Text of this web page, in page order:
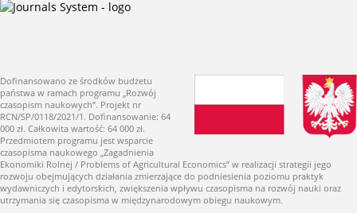
Dofinansowano ze środków budżetu
państwa w ramach programu „Rozwój
czasopism naukowych”. Projekt nr
RCN/SP/0118/2021/1. Dofinansowanie: 64
000 zł. Całkowita wartość: 64 000 zł.
Przedmiotem programu jest wsparcie
czasopisma naukowego „Zagadnienia
Ekonomiki Rolnej / Problems of Agricultural Economics” w realizacji strategii jego
rozwoju obejmujących działania zmierzające do podniesienia poziomu praktyk
wydawniczych i edytorskich, zwiększenia wpływu czasopisma na rozwój nauki oraz
utrzymania się czasopisma w międzynarodowym obiegu naukowym.